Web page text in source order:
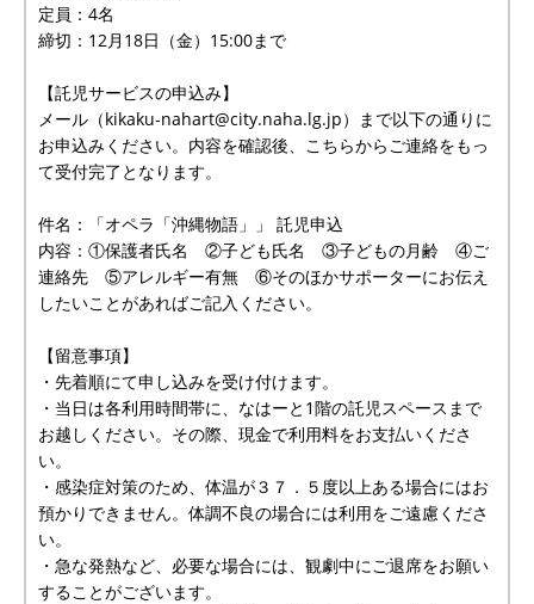
定員：4名
締切：12月18日（金）15:00まで
【託児サービスの申込み】
メール（kikaku-nahart@city.naha.lg.jp）まで以下の通りに
お申込みください。内容を確認後、こちらからご連絡をもっ
て受付完了となります。
件名：「オペラ「沖縄物語」」 託児申込
内容：①保護者氏名 ②子ども氏名 ③子どもの月齢 ④ご
連絡先 ⑤アレルギー有無 ⑥そのほかサポーターにお伝え
したいことがあればご記入ください。
【留意事項】
・先着順にて申し込みを受け付けます。
・当日は各利用時間帯に、なはーと1階の託児スペースまで
お越しください。その際、現金で利用料をお支払いくださ
い。
・感染症対策のため、体温が３７．５度以上ある場合にはお
預かりできません。体調不良の場合には利用をご遠慮くださ
い。
・急な発熱など、必要な場合には、観劇中にご退席をお願い
することがございます。